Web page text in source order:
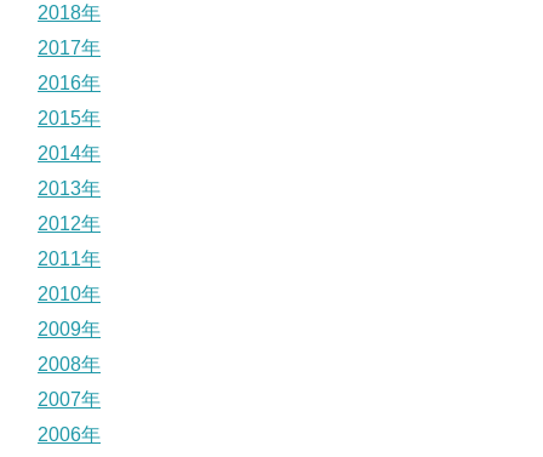
2018年
2017年
2016年
2015年
2014年
2013年
2012年
2011年
2010年
2009年
2008年
2007年
2006年